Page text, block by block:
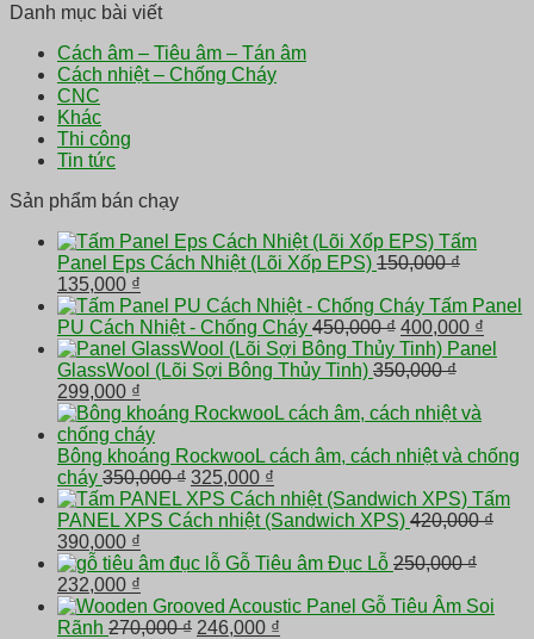
Danh mục bài viết
Cách âm – Tiêu âm – Tán âm
Cách nhiệt – Chống Cháy
CNC
Khác
Thi công
Tin tức
Sản phẩm bán chạy
Tấm
Panel Eps Cách Nhiệt (Lõi Xốp EPS) 150,000₫
Giá
gốc
là:
150,000 ₫.
135,000 ₫
hiện
tại
là:
135,000 ₫.
Tấm Panel
PU Cách Nhiệt - Chống Cháy 450,000₫ Giá
gốc
là:
400,000 ₫
hiện
Panel
GlassWool (Lõi Sợi Bông Thủy Tinh) 350,000₫
Giá
gốc
là:
350,000 ₫.
299,000 ₫
hiện
tại
là:
299,000 ₫.
Bông khoáng RockwooL cách âm, cách nhiệt và chống
cháy 350,000₫ Giá
gốc
là:
325,000 ₫
hiện
tại
325,000 ₫.
Tấm
PANEL XPS Cách nhiệt (Sandwich XPS) 420,000₫
Giá
gốc
là:
420,000 ₫.
390,000 ₫
hiện
là:
390,000 ₫.
Gỗ Tiêu âm Đục Lỗ 250,000₫
Giá
gốc
là:
232,000 ₫
hiện
tại
Gỗ Tiêu Âm Soi
Rãnh 270,000₫ Giá
246,000 ₫